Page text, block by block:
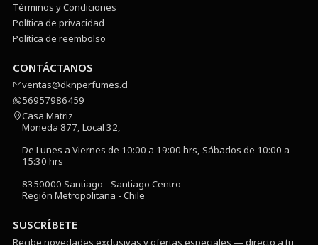
Términos y Condiciones
Política de privacidad
Política de reembolso
CONTÁCTANOS
ventas@dknperfumes.cl
56957986459
Casa Matriz
Moneda 877, Local 32,
De Lunes a Viernes de 10:00 a 19:00 hrs, Sábados de 10:00 a
15:30 hrs
8350000 Santiago - Santiago Centro
Región Metropolitana - Chile
SUSCRÍBETE
Recibe novedades exclusivas y ofertas especiales — directo a tu